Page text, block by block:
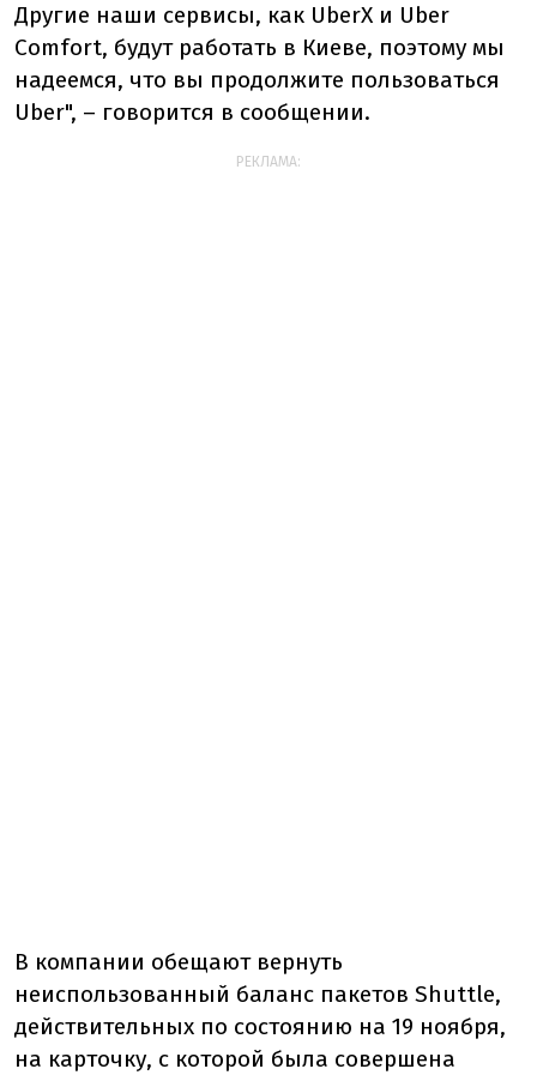
Другие наши сервисы, как UberX и Uber
Comfort, будут работать в Киеве, поэтому мы
надеемся, что вы продолжите пользоваться
Uber", – говорится в сообщении.
РЕКЛАМА:
В компании обещают вернуть
неиспользованный баланс пакетов Shuttle,
действительных по состоянию на 19 ноября,
на карточку, с которой была совершена